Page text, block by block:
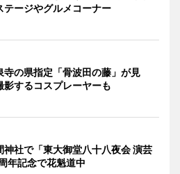
テージやグルメコーナー
寺の県指定「骨波田の藤」が見
するコスプレーヤーも
神社で「東大御堂八十八夜会 演芸
記念で花魁道中